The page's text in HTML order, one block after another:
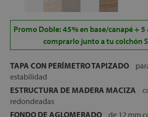
Promo Doble: 45% en base/canapé +
comprarlo junto a tu colchón
TAPA CON PERÍMETRO TAPIZADO
estabilidad
ESTRUCTURA DE MADERA MACIZA
redondeadas
FONDO DE AGLOMERADO
de 12 mm